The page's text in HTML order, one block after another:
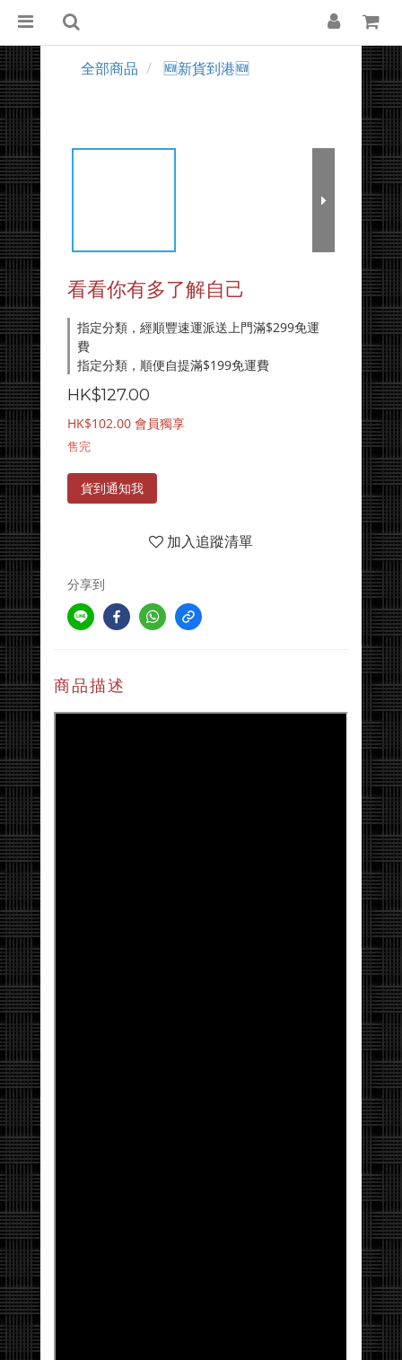
全部商品 🆕新貨到港🆕
看看你有多了解自己
指定分類，經順豐速運派送上門滿$299免運
費
指定分類，順便自提滿$199免運費
HK$127.00
HK$102.00 會員獨享
售完
貨到通知我
加入追蹤清單
分享到
商品描述